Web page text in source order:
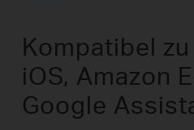
Kompatibel
iOS, Amazon
Google